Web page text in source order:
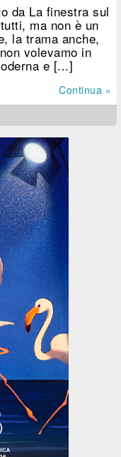
da La finestra sul
ma non è un
la trama anche,
volevamo in
e [...]
Continua »